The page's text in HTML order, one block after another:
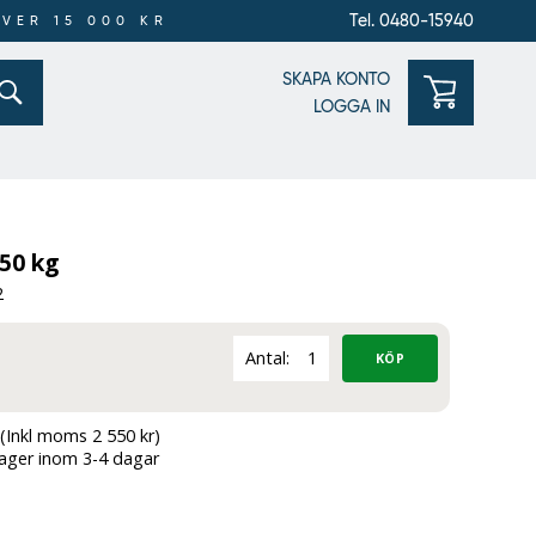
15 000 KR Tel. 0480-15940
SKAPA KONTO
LOGGA IN
kg
Antal:
moms 2 550 kr)
inom 3-4 dagar